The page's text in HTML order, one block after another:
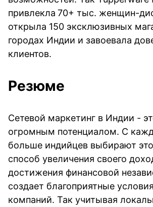
привлекла 70+ тыс. женщин-
открыла 150 эксклюзивных
городах Индии и завоевала
клиентов.
Резюме
Сетевой маркетинг в Индии -
огромным потенциалом. С
больше индийцев выбирают
способ увеличения своего
достижения финансовой
создает благоприятные
компаний. Так учитывая